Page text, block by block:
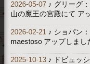
2026-05-07 ♪ グリーグ
山の魔王の宮殿にて ア
2026-02-21 ♪ ショパン
maestoso アップしまし
2025-10-13 ♪ ドビュッ